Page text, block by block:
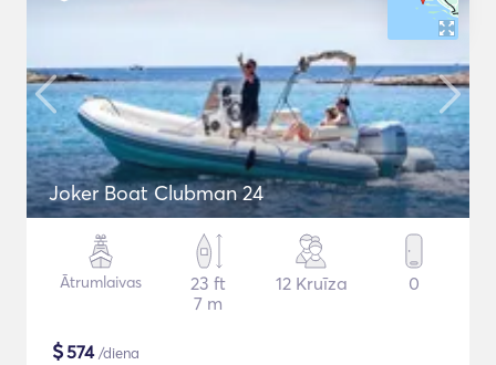
Joker Boat Clubman 24
Ātrumlaivas
23 ft
7 m
12 Kruīza 0
$574/diena